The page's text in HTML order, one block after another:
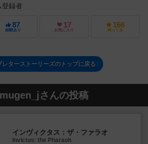
登録者
87
経験あり
17
お気に入り
166
持ってる
レターストーリーズのトップに戻る
mugen_jさんの投稿
インヴィクタス：ザ・ファラオ
Invictus: the Pharaoh